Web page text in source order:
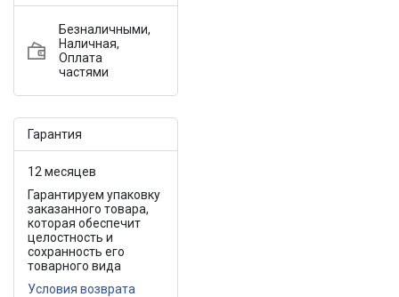
Безналичными,
Наличная,
Оплата
частями
Гарантия
12 месяцев
Гарантируем упаковку
заказанного товара,
которая обеспечит
целостность и
сохранность его
товарного вида
Условия возврата